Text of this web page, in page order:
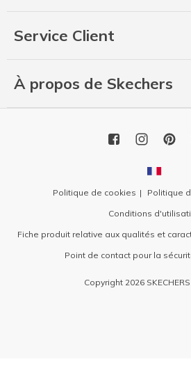
Service Client
À propos de Skechers
Politique de cookies
Politique
Conditions
Fiche produit relative aux qualités et
Point de contact pour la
Copyright 2026 SKECHERS